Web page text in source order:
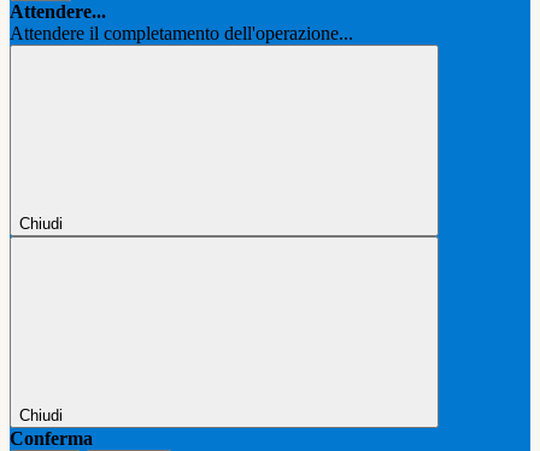
Attendere...
Attendere il completamento dell'operazione...
Chiudi
Chiudi
Conferma